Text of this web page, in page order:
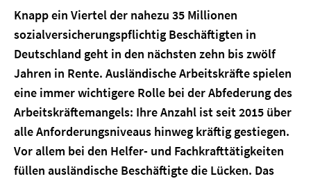
Knapp ein Viertel der nahezu 35 Millionen
sozialversicherungspflichtig Beschäftigten in
Deutschland geht in den nächsten zehn bis zwölf
Jahren in Rente. Ausländische Arbeitskräfte spielen
eine immer wichtigere Rolle bei der Abfederung des
Arbeitskräftemangels: Ihre Anzahl ist seit 2015 über
alle Anforderungsniveaus hinweg kräftig gestiegen.
Vor allem bei den Helfer- und Fachkrafttätigkeiten
füllen ausländische Beschäftigte die Lücken. Das